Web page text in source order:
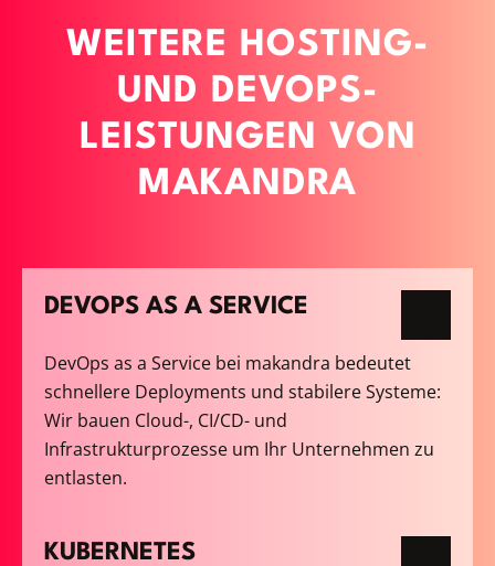
WEITERE HOSTING-
UND DEVOPS-
LEISTUNGEN VON
MAKANDRA
DEVOPS AS A SERVICE
DevOps as a Service bei makandra bedeutet
schnellere Deployments und stabilere Systeme:
Wir bauen Cloud-, CI/CD- und
Infrastrukturprozesse um Ihr Unternehmen zu
entlasten.
KUBERNETES